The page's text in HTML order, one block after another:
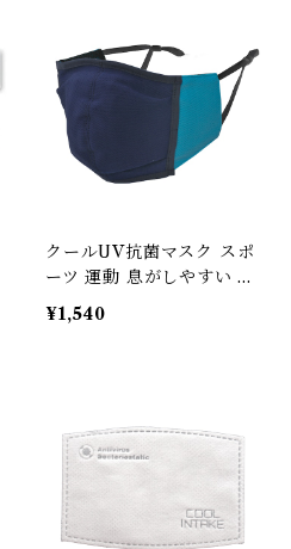
クールUV抗菌マスク スポ
ーツ 運動 息がしやすい フ
ィルター付き
¥1,540